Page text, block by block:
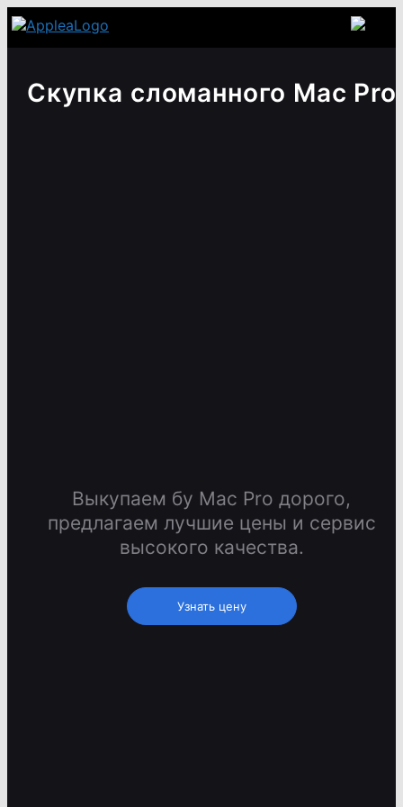
Скупка сломанного Mac Pro
Выкупаем бу Mac Pro дорого,
предлагаем лучшие цены и сервис
высокого качества.
Узнать цену